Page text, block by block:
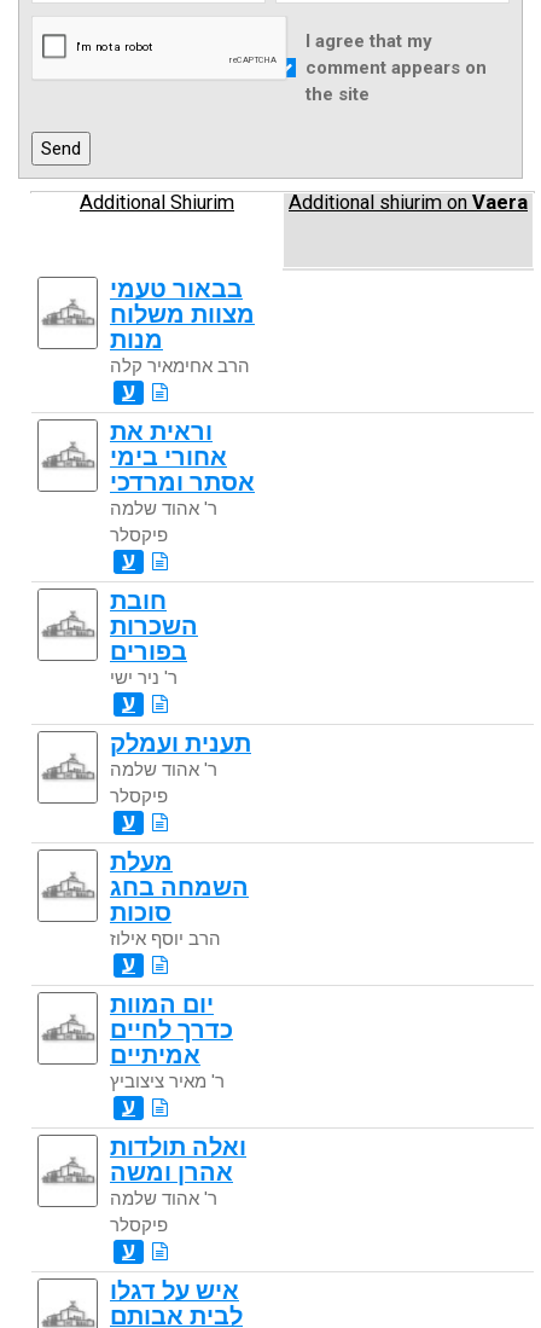
I agree that my
comment appears on
the site
Additional Shiurim Additional shiurim on Vaera
בבאור טעמי
מצוות משלוח
מנות
הרב אחימאיר קלה
ע
וראית את
אחורי בימי
אסתר ומרדכי
ר' אהוד שלמה
פיקסלר
ע
חובת
השכרות
בפורים
ר' ניר ישי
ע
תענית ועמלק
ר' אהוד שלמה
פיקסלר
ע
מעלת
השמחה בחג
סוכות
הרב יוסף אילוז
ע
יום המוות
כדרך לחיים
אמיתיים
ר' מאיר ציצוביץ
ע
ואלה תולדות
אהרן ומשה
ר' אהוד שלמה
פיקסלר
ע
איש על דגלו
לבית אבותם